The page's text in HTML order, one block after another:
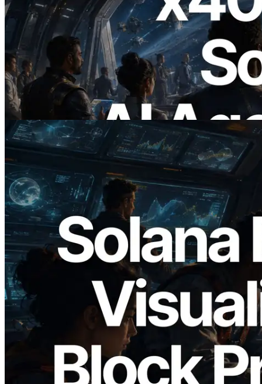
2026.07.04
ERPC lança Solana RPC com suporte a
x402 — A era em que agentes de IA
pagam sob demanda pelas APIs de que
precisam
Ler este artigo
2026.05.24
Validators Solutions lança Solana Block
Analyzer — Visualizando o tempo de
produção de bloco por slot e o validador
responsável